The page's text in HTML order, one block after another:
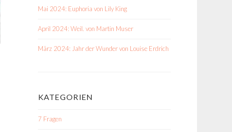
Mai 2024: Euphoria von Lily King
April 2024: Weil. von Martin Muser
März 2024: Jahr der Wunder von Louise Erdrich
KATEGORIEN
7 Fragen